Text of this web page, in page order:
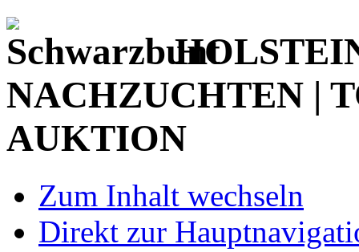
NACHZUCHTEN |
AUKTION
Zum Inhalt wechseln
Direkt zur